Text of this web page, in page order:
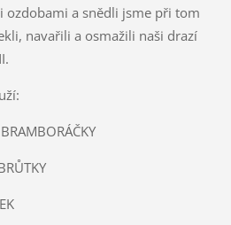
a snědli jsme při tom
navařili a osmažili naši drazí